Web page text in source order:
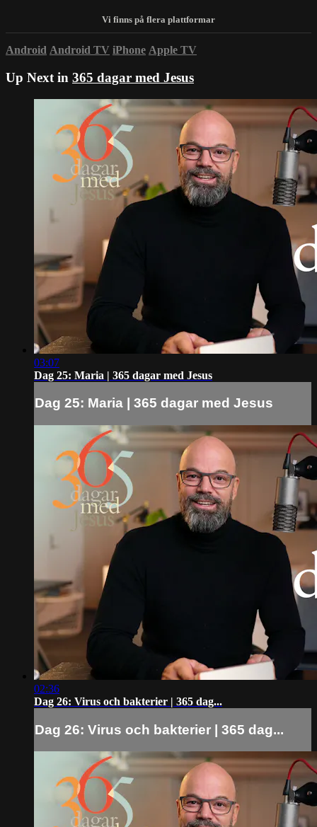
Android Android TV iPhone Apple TV
Up Next in 365 dagar med Jesus
03:07
Dag 25: Maria | 365 dagar med Jesus
Dag 25: Maria | 365 dagar med Jesus
02:36
Dag 26: Virus och bakterier | 365 dag...
Dag 26: Virus och bakterier | 365 dag...